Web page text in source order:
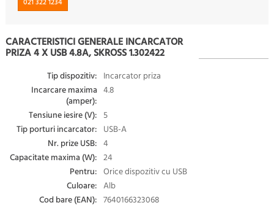
CARACTERISTICI GENERALE INCARCATOR
PRIZA 4 X USB 4.8A, SKROSS 1.302422
Tip dispozitiv: Incarcator priza
Incarcare maxima
(amper):
4.8
Tensiune iesire (V): 5
Tip porturi incarcator: USB-A
Nr. prize USB: 4
Capacitate maxima (W): 24
Pentru: Orice dispozitiv cu USB
Culoare: Alb
Cod bare (EAN): 7640166323068